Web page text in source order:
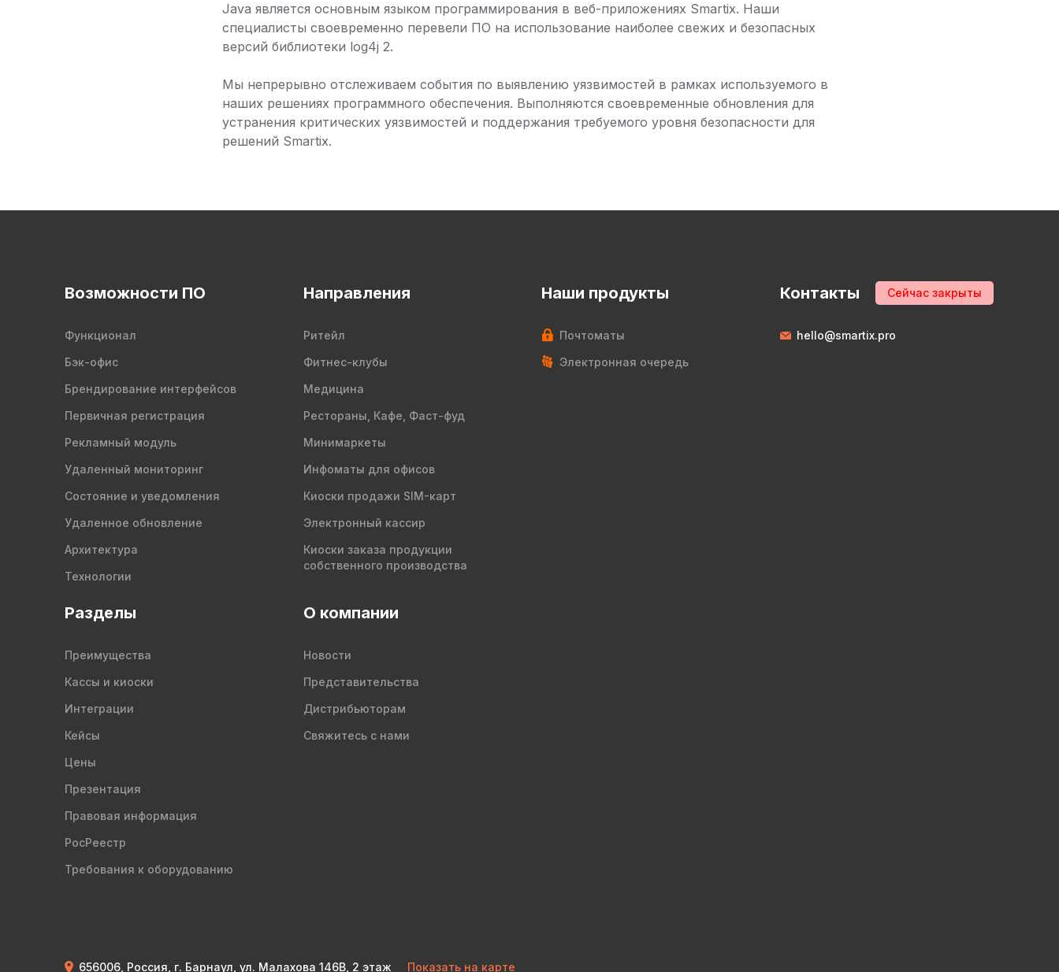
Java является основным языком программирования в веб-приложениях Smartix. Наши
специалисты своевременно перевели ПО на использование наиболее свежих и безопасных
версий библиотеки log4j 2.
Мы непрерывно отслеживаем события по выявлению уязвимостей в рамках используемого в
наших решениях программного обеспечения. Выполняются своевременные обновления для
устранения критических уязвимостей и поддержания требуемого уровня безопасности для
решений Smartix.
Возможности ПО
Функционал
Бэк-офис
Брендирование интерфейсов
Первичная регистрация
Рекламный модуль
Удаленный мониторинг
Состояние и уведомления
Удаленное обновление
Архитектура
Технологии
Направления
Ритейл
Фитнес-клубы
Медицина
Рестораны, Кафе, Фаст-фуд
Минимаркеты
Инфоматы для офисов
Киоски продажи SIM-карт
Электронный кассир
Киоски заказа продукции
собственного производства
Наши продукты
Почтоматы
Электронная очередь
Контакты Сейчас закрыты
hello@smartix.pro
Разделы
Преимущества
Кассы и киоски
Интеграции
Кейсы
Цены
Презентация
Правовая информация
РосРеестр
Требования к оборудованию
О компании
Новости
Представительства
Дистрибьюторам
Свяжитесь с нами
656006, Россия, г. Барнаул, ул. Малахова 146В, 2 этаж Показать на карте